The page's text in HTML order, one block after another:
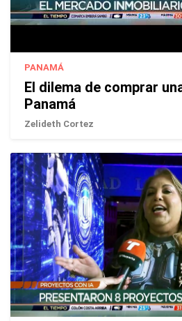
PANAMÁ
El dilema de comprar
Panamá
Zelideth Cortez